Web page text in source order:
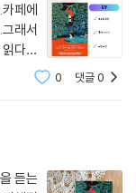
다.
. 죽은 차문수 교수에
에서 눈을 뜨고, 왼쪽
판단이 마비되고, 결
는 기하급수적으로
는 불안에 논리적인
재미를 불러일으킨
페에
래서
다가
까쪼
히고
0 댓글0
듣는